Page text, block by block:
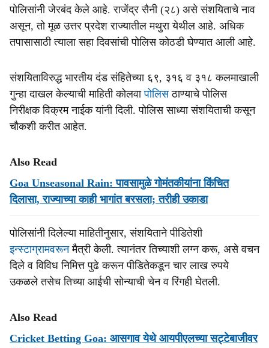
r
e
पोलिसांनी जेरबंद केले आहे. राजेंद्र सैनी (२८) असे संशयिताचे नाव
असून, तो मूळ उत्तर प्रदेश राज्यातील मथुरा येथील आहे. अधिक
तपासासाठी त्याला सहा दिवसांची पोलिस कोठडी घेण्यात आली आहे.
संशयिताविरुद्ध भारतीय दंड संहितेच्या ६९, ३१६ व ३१८ कलमाखाली
गुन्हा दाखल केल्याची माहिती कोलवापोलिसठाण्याचे पोलिस
निरीक्षक विक्रम नाईक यांनी दिली. पोलिस साध्या संशयिताची कसून
चौकशी करीत आहेत.
Also Read
Goa Unseasonal Rain: पावसामुळे गोमंतकीयांना किंचित
दिलासा, राज्‍याच्‍या काही भागांत बरसला; तरीही उकाडा
पोलिसांनी दिलेल्या माहितीनुसार, संशयिताने पीडितेशी
इन्स्टाग्रामवरूनमैत्री केली. त्यानंतर तिच्याशी लग्न करू, असे वचन
दिले व विविध निमित्त पुढे करून पीडितेकडून चार लाख रुपये
उकळले तसेच तिच्या आईची सोन्याची चेन व रिंगही घेतली.
Also Read
Cricket Betting Goa: आसगाव येथे आयपीएलच्या सट्टेबाजीवर